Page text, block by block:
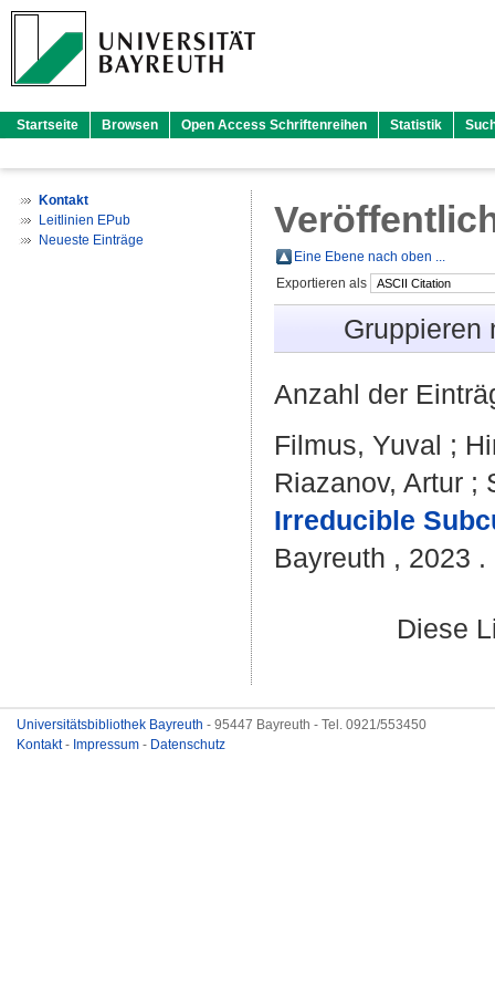
Startseite Browsen Open Access Schriftenreihen Statistik
Kontakt
Leitlinien EPub
Neueste Einträge
Eine Ebene nach oben ...
Exportieren als
Anzahl der
Filmus, Yuval ;
Riazanov, Artur ;
Irreducible
Bayreuth , 2023 .
Diese
Universitätsbibliothek Bayreuth - 95447 Bayreuth - Tel. 0921/553450
Kontakt- Impressum - Datenschutz